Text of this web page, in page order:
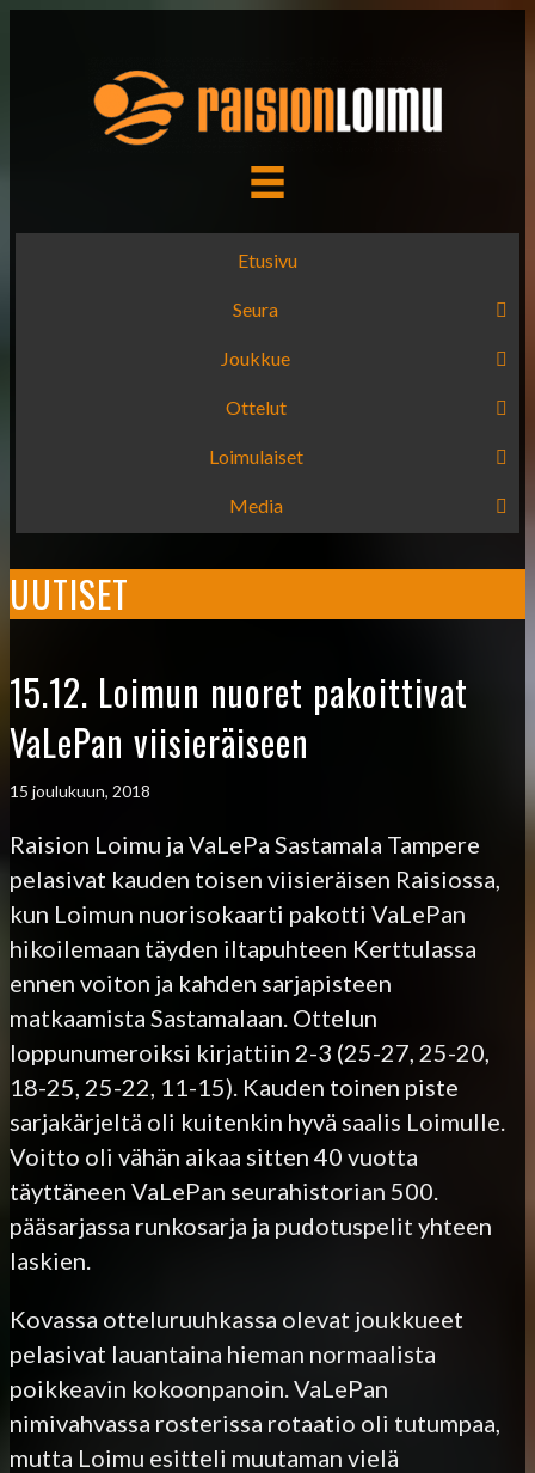
Etusivu
Seura
Joukkue
Ottelut
Loimulaiset
Media
UUTISET
15.12. Loimun nuoret pakoittivat
VaLePan viisieräiseen
15 joulukuun, 2018
Raision Loimu ja VaLePa Sastamala Tampere
pelasivat kauden toisen viisieräisen Raisiossa,
kun Loimun nuorisokaarti pakotti VaLePan
hikoilemaan täyden iltapuhteen Kerttulassa
ennen voiton ja kahden sarjapisteen
matkaamista Sastamalaan. Ottelun
loppunumeroiksi kirjattiin 2-3 (25-27, 25-20,
18-25, 25-22, 11-15). Kauden toinen piste
sarjakärjeltä oli kuitenkin hyvä saalis Loimulle.
Voitto oli vähän aikaa sitten 40 vuotta
täyttäneen VaLePan seurahistorian 500.
pääsarjassa runkosarja ja pudotuspelit yhteen
laskien.
Kovassa otteluruuhkassa olevat joukkueet
pelasivat lauantaina hieman normaalista
poikkeavin kokoonpanoin. VaLePan
nimivahvassa rosterissa rotaatio oli tutumpaa,
mutta Loimu esitteli muutaman vielä